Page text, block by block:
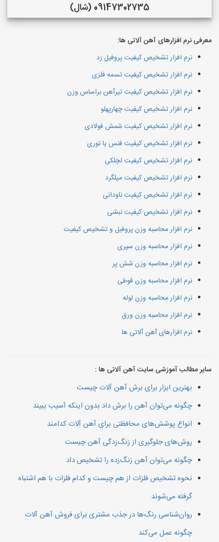
09147302735 (شال)
معرفی نرم افزارهای آهن آلاتی ها:
نرم افزار تشخیص کیفیت پروفیل زد
نرم افزار تشخیص کیفیت تسمه فلزی
نرم افزار تشخیص کیفیت تیرآهن براساس وزن
نرم افزار تشخیص کیفیت چهارپهلو
نرم افزار تشخیص کیفیت شمش فولادی
نرم افزار تشخیص کیفیت فنس یا توری
نرم افزار تشخیص کیفیت لچلکی
نرم افزار تشخیص کیفیت میلگرد
نرم افزار تشخیص کیفیت ناودانی
نرم افزار تشخیص کیفیت نبشی
نرم افزار محاسبه وزن پروفیل و تشخیص کیفیت
نرم افزار محاسبه وزن سپری
نرم افزار محاسبه وزن شش پر
نرم افزار محاسبه وزن قوطی
نرم افزار محاسبه وزن لوله
نرم افزار محاسبه وزن ورق
نرم افزارهای آهن آلاتی ها
سایر مطالب آموزشی سایت آهن آلاتی ها :
بهترین ابزار برای برش آهن آلات چیست
چگونه می‌توان آهن را برش داد بدون اینکه آسیب ببیند
انواع پوشش‌های محافظتی برای آهن آلات کدامند
روش‌های جلوگیری از زنگ‌زدگی آهن چیست
چگونه می‌توان آهن زنگ‌زده را تشخیص داد
نحوه تشخیص فلزات از هم چیست و کدام فلزات با هم اشتباه
گرفته می‌شوند
روان‌شناسی رنگ‌ها در جذب مشتری برای فروش آهن آلات
چگونه عمل می‌کند